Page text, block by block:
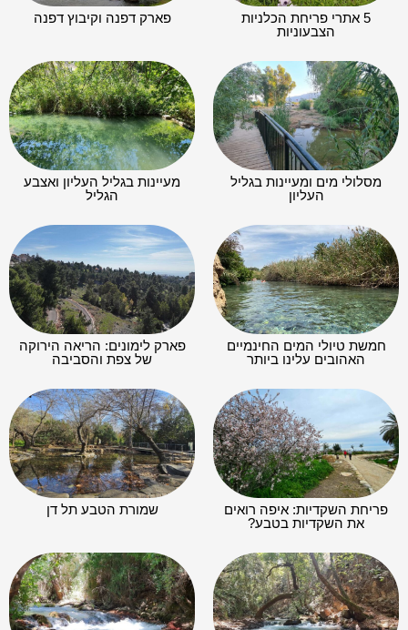
העליון
הגליל
חמשת טיולי המים החינמיים
האהובים עלינו ביותר
פארק לימונים: הריאה הירוקה
של צפת והסביבה
פריחת השקדיות: איפה רואים
את השקדיות בטבע?
שמורת הטבע תל דן
כל המסלולים לאורך נחל חרמון
– הבניאס
נחל חרמון הבניאס בשאר ישוב
– סיום מסלול או נקודת מים
טיולים בצפון
טיולים במרכז
טיולים בירושלים